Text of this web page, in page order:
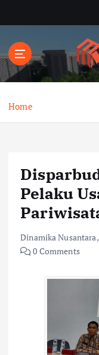
t
o
Home
Pelaku
Dinamika Nusantara,
0 Comments